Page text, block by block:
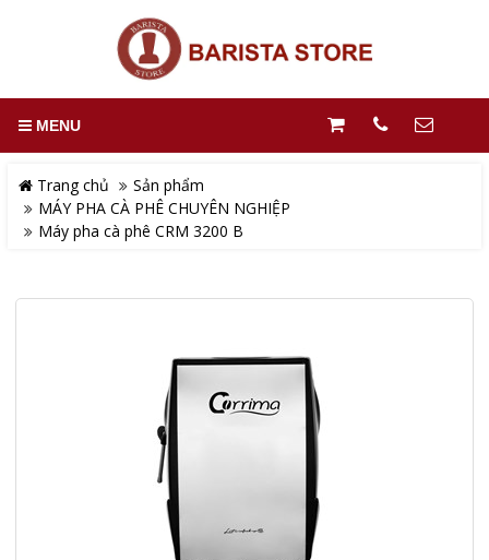
MENU
Trang chủ
Sản phẩm
MÁY PHA CÀ PHÊ CHUYÊN NGHIỆP
Máy pha cà phê CRM 3200 B